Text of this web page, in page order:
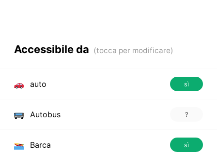
Accessibile da
auto sì
Autobus ?
Barca sì